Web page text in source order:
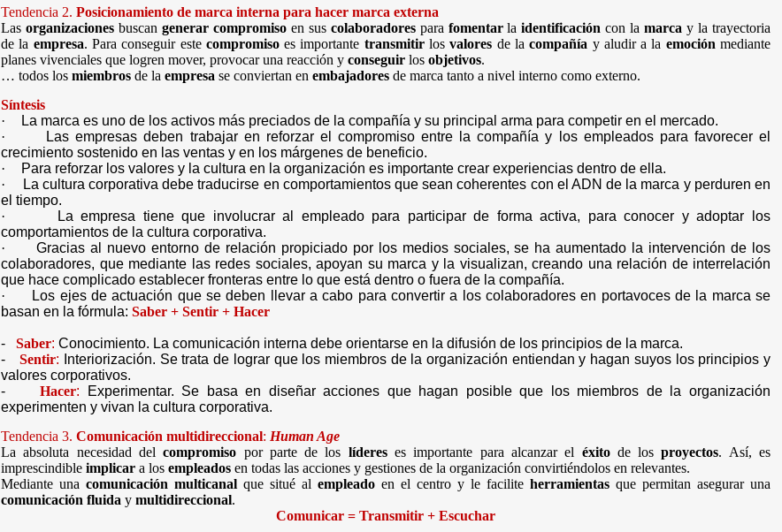
Tendencia 2.Posicionamiento de marca interna para hacer marca externa
Lasorganizaciones buscan generar compromisoen sus colaboradorespara fomentarlaidentificación con lamarca y la trayectoria
de la empresa. Para conseguir este compromisoes importante transmitirlosvalores de lacompañía y aludir a la emoción mediante
planes vivenciales que logren mover, provocar una reacción yconseguir losobjetivos.
… todos losmiembros de laempresa se conviertan enembajadores de marca tanto a nivel interno como externo.
Síntesis
·
La marca es uno de los activos más preciados de la compañía y su principal arma para competir en el mercado.
·
Las empresas deben trabajar en reforzar el compromiso entre la compañía y los empleados para favorecer el
crecimiento sostenido en las ventas y en los márgenes de beneficio.
·
Para reforzar los valores y la cultura en la organización es importante crear experiencias dentro de ella.
·
La cultura corporativa debe traducirse en comportamientos que sean coherentes con el ADN de la marca y perduren en
el tiempo.
·
La empresa tiene que involucrar al empleado para participar de forma activa, para conocer y adoptar los
comportamientos de la cultura corporativa.
·
Gracias al nuevo entorno de relación propiciado por los medios sociales, se ha aumentado la intervención de los
colaboradores, que mediante las redes sociales, apoyan su marca y la visualizan, creando una relación de interrelación
que hace complicado establecer fronteras entre lo que está dentro o fuera de la compañía.
·
Los ejes de actuación que se deben llevar a cabo para convertir a los colaboradores en portavoces de la marca se
basan en la fórmula:Saber + Sentir + Hacer
- Saber: Conocimiento. La comunicación interna debe orientarse en la difusión de los principios de la marca.
-
Sentir: Interiorización. Se trata de lograr que los miembros de la organización entiendan y hagan suyos los principios y
valores corporativos.
-
Hacer: Experimentar. Se basa en diseñar acciones que hagan posible que los miembros de la organización
experimenten y vivan la cultura corporativa.
Tendencia 3.Comunicación multidireccional: Human Age
La absoluta necesidad delcompromiso por parte de los lídereses importante para alcanzar el éxitode losproyectos. Así, es
imprescindibleimplicar a losempleados en todas las acciones y gestiones de la organización convirtiéndolos en relevantes.
Mediante unacomunicación multicanal que situé alempleado en el centro y le faciliteherramientas que permitan asegurar una
comunicación fluida ymultidireccional.
Comunicar = Transmitir + Escuchar